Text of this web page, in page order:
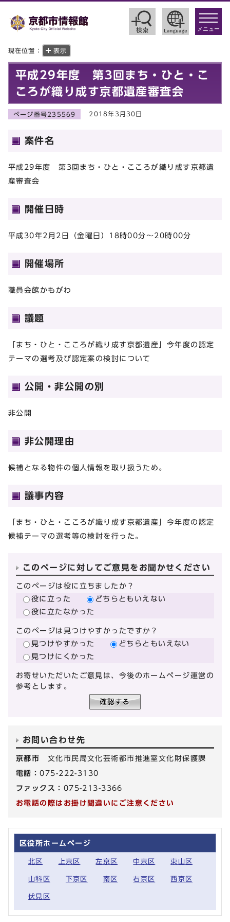
toggle
メニュー
現在位置： 表示
平成29年度 第3回まち・ひと・こ
ころが織り成す京都遺産審査会
ページ番号235569 2018年3月30日
案件名
平成29年度 第3回まち・ひと・こころが織り成す京都遺
産審査会
開催日時
平成30年2月2日（金曜日）18時00分～20時00分
開催場所
職員会館かもがわ
議題
「まち・ひと・こころが織り成す京都遺産」今年度の認定
テーマの選考及び認定案の検討について
公開・非公開の別
非公開
非公開理由
候補となる物件の個人情報を取り扱うため。
議事内容
「まち・ひと・こころが織り成す京都遺産」今年度の認定
候補テーマの選考等の検討を行った。
このページに対してご意見をお聞かせください
このページは役に立ちましたか？
役に立った
どちらともいえない
役に立たなかった
このページは見つけやすかったですか？
見つけやすかった
どちらともいえない
見つけにくかった
お寄せいただいたご意見は、今後のホームページ運営の
参考とします。
お問い合わせ先
京都市 文化市民局文化芸術都市推進室文化財保護課
電話：075-222-3130
ファックス： 075-213-3366
お電話の際はお掛け間違いにご注意ください
区役所ホームページ
北区 上京区 左京区 中京区 東山区
山科区 下京区 南区 右京区 西京区
伏見区